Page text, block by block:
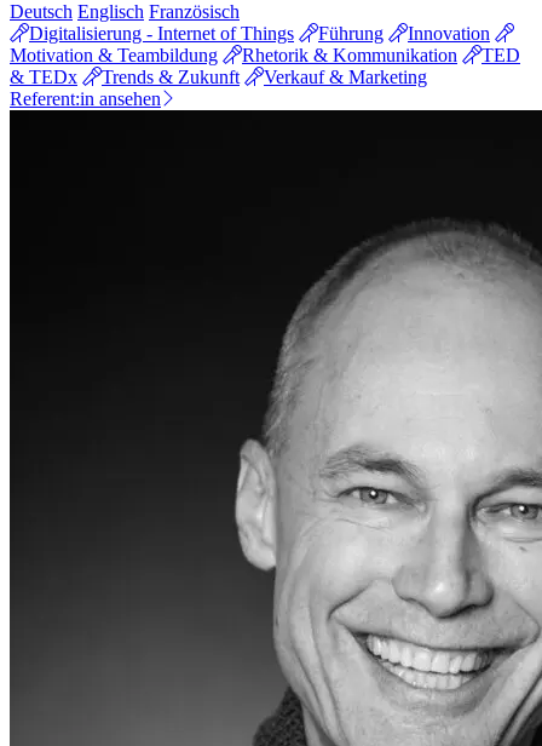
Deutsch Englisch Französisch
Digitalisierung - Internet of Things
Führung
Innovation
Motivation & Teambildung
Rhetorik & Kommunikation
TED
& TEDx
Trends & Zukunft
Verkauf & Marketing
Referent:in ansehen